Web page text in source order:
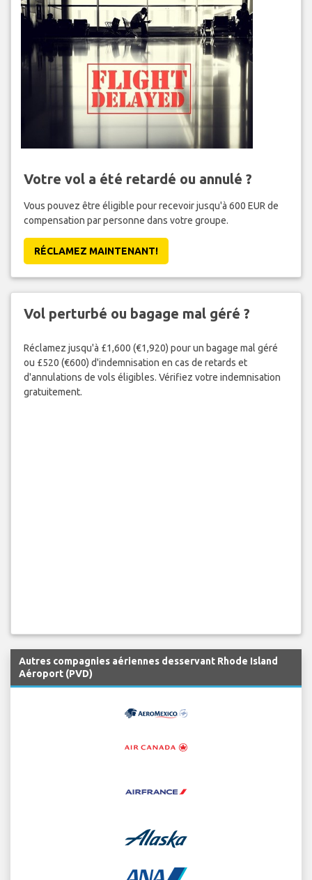
Votre vol a été retardé ou annulé ?
Vous pouvez être éligible pour recevoir jusqu'à 600 EUR de
compensation par personne dans votre groupe.
RÉCLAMEZ MAINTENANT!
Vol perturbé ou bagage mal géré ?
Réclamez jusqu'à £1,600 (€1,920) pour un bagage mal géré
ou £520 (€600) d'indemnisation en cas de retards et
d'annulations de vols éligibles. Vérifiez votre indemnisation
gratuitement.
Autres compagnies aériennes desservant Rhode Island
Aéroport (PVD)